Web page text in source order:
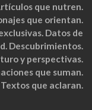
que nutren.
que orientan.
Datos de
Descubrimientos.
y perspectivas.
que suman.
Textos que aclaran.